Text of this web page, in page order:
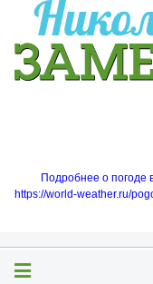
Подробнее о погоде
https://world-weather.ru/